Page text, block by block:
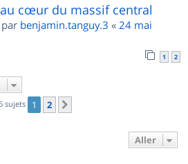
cœur du massif central
benjamin.tanguy.3 « 24 mai
1 2
sujets 1 2
Aller